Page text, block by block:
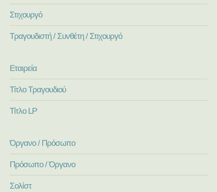
Στιχουργό
Τραγουδιστή / Συνθέτη / Στιχουργό
Εταιρεία
Τίτλο Τραγουδιού
Τίτλο LP
Όργανο / Πρόσωπο
Πρόσωπο / Όργανο
Σολίστ